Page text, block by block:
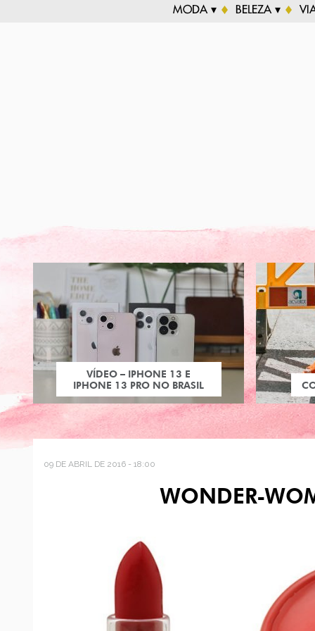
MODA ▾ BELEZA ▾
VÍDEO – IPHONE 13 E
IPHONE 13 PRO NO BRASIL
09 DE ABRIL DE 2016 - 18:00
WONDER-